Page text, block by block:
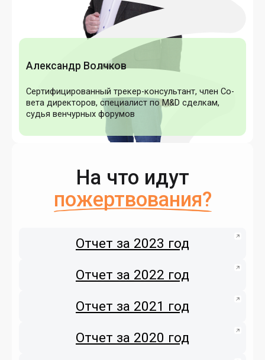
Александр Волчков
Сер­ти­фици­рован­ный тре­кер-кон­суль­тант, член Со­
вета ди­рек­то­ров, спе­ци­алист по M&D сдел­кам,
судья вен­чурных фо­румов
На что идут
пожертвования?
Отчет за 2023 год
Отчет за 2022 год
Отчет за 2021 год
Отчет за 2020 год